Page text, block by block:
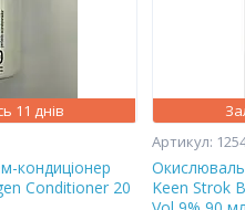
11 днів
кондиціонер
Conditioner 20
Keen Strok